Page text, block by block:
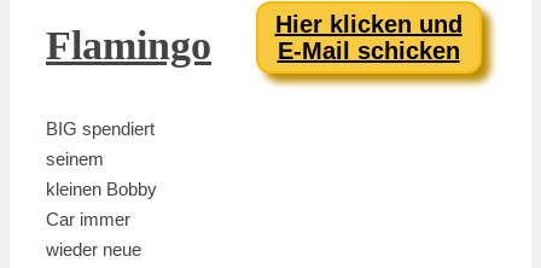
Flamingo
BIG spendiert
seinem
kleinen Bobby
Car immer
wieder neue
Hier klicken und
E-Mail schicken